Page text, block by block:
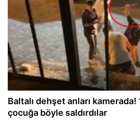
Baltalı dehşet anları kamerada!
çocuğa böyle saldırdılar